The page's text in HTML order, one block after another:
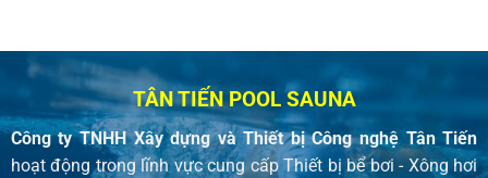
TÂN TIẾN POOL SAUNA
Công ty TNHH Xây dựng và Thiết bị Công nghệ Tân Tiến
hoạt động trong lĩnh vực cung cấp Thiết bị bể bơi - Xông hơi